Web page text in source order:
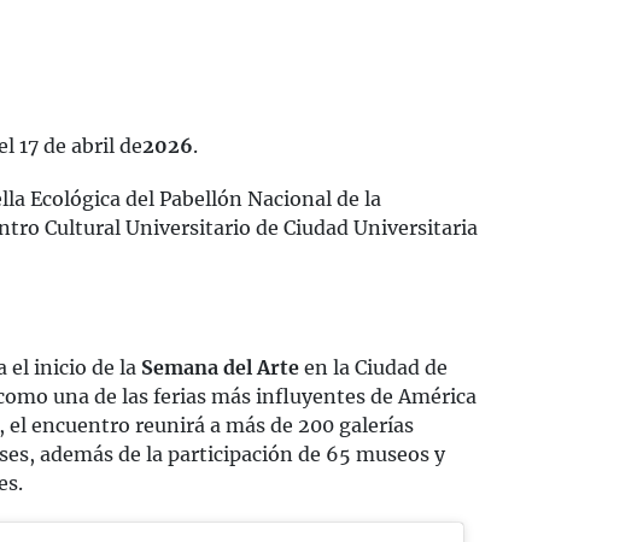
17 de abril de2026.
Ecológica del Pabellón Nacional de la
Cultural Universitario de Ciudad Universitaria
el inicio de la Semana del Arte en la Ciudad de
una de las ferias más influyentes de América
el encuentro reunirá a más de 200 galerías
además de la participación de 65 museos y